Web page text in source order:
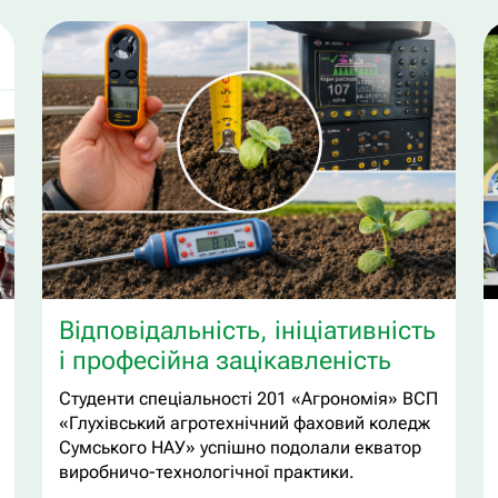
Відповідальність, ініціативність
і професійна зацікавленість
Студенти спеціальності 201 «Агрономія» ВСП
«Глухівський агротехнічний фаховий коледж
Сумського НАУ» успішно подолали екватор
виробничо-технологічної практики.